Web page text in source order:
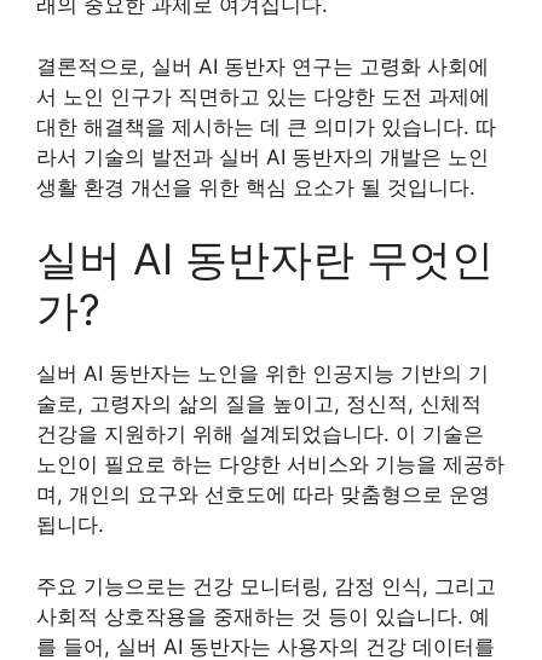
래의 중요한 과제로 여겨집니다.
결론적으로, 실버 AI 동반자 연구는 고령화 사회에
서 노인 인구가 직면하고 있는 다양한 도전 과제에
대한 해결책을 제시하는 데 큰 의미가 있습니다. 따
라서 기술의 발전과 실버 AI 동반자의 개발은 노인
생활 환경 개선을 위한 핵심 요소가 될 것입니다.
실버 AI 동반자란 무엇인
가?
실버 AI 동반자는 노인을 위한 인공지능 기반의 기
술로, 고령자의 삶의 질을 높이고, 정신적, 신체적
건강을 지원하기 위해 설계되었습니다. 이 기술은
노인이 필요로 하는 다양한 서비스와 기능을 제공하
며, 개인의 요구와 선호도에 따라 맞춤형으로 운영
됩니다.
주요 기능으로는 건강 모니터링, 감정 인식, 그리고
사회적 상호작용을 중재하는 것 등이 있습니다. 예
를 들어, 실버 AI 동반자는 사용자의 건강 데이터를